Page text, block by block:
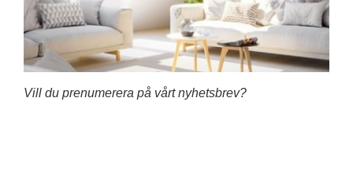
Vill du prenumerera på vårt nyhetsbrev?